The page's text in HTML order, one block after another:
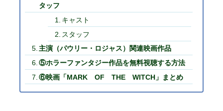
タッフ
キャスト
スタッフ
主演（パウリー・ロジャス）関連映画作品
⑤ホラーファンタジー作品を無料視聴する方法
⑥映画「MARK OF THE WITCH」まとめ